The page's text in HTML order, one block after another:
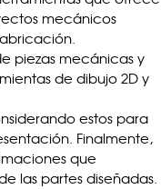
mecánicos
piezas mecánicas y
de dibujo 2D y
estos para
Finalmente,
que
las partes diseñadas.